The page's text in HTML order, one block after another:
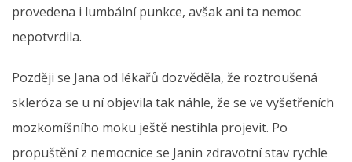
provedena i lumbální punkce, avšak ani ta nemoc
nepotvrdila.
Později se Jana od lékařů dozvěděla, že roztroušená
skleróza se u ní objevila tak náhle, že se ve vyšetřeních
mozkomíšního moku ještě nestihla projevit. Po
propuštění z nemocnice se Janin zdravotní stav rychle